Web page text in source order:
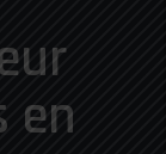
en